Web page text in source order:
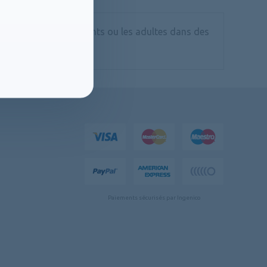
et évaluent les enfants ou les adultes dans des
Paiements sécurisés par Ingenico